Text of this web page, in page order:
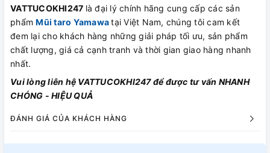
VATTUCOKHI247 là đại lý chính hãng cung cấp các sản
phẩmMũi taro Yamawatại Việt Nam, chúng tôi cam kết
đem lại cho khách hàng những giải pháp tối ưu, sản phẩm
chất lượng, giá cả cạnh tranh và thời gian giao hàng nhanh
nhất.
Vui lòng liên hệ VATTUCOKHI247 để được tư vấn NHANH
CHÓNG - HIỆU QUẢ
ĐÁNH GIÁ CỦA KHÁCH HÀNG